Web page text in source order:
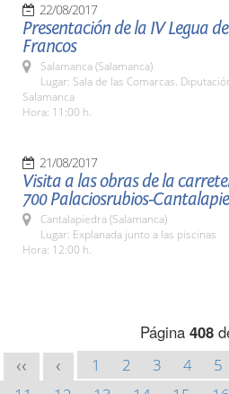
22/08/2017
Presentación de la IV Legua
Francos
Salamanca (Salamanca)
Lugar: Sala de las Comarcas.
Salamanca
Hora: 11:00 h.
21/08/2017
Visita a las obras de la
700 Palaciosrubios-
Cantalapiedra (Salamanca)
Lugar: Explanada junto a las piscinas
Hora: 12:00 h.
Página 408
<< < 1 2 3 4 5